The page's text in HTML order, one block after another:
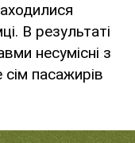
В результаті
несумісні з
пасажирів